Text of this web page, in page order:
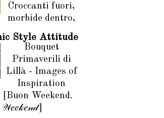
Croccanti fuori,
morbide dentro,
Style Attitude
Bouquet
Primaverili di
Lillà - Images of
Inspiration
Weekend.
𝒲𝑒𝑒𝓀𝑒𝓃𝒹]